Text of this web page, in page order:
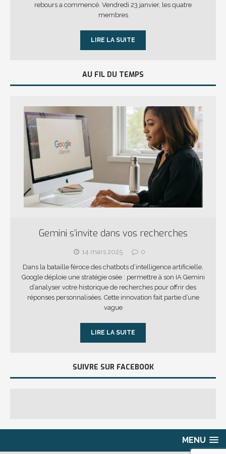
rebours a commencé. Vendredi 23 janvier, les quatre
membres
LIRE LA SUITE
AU FIL DU TEMPS
Gemini s’invite dans vos recherches
14 mars 2025
0
Dans la bataille féroce des chatbots d’intelligence artificielle,
Google déploie une stratégie osée : permettre à son IA Gemini
d’analyser votre historique de recherches pour offrir des
réponses personnalisées. Cette innovation fait partie d’une
vague
LIRE LA SUITE
SUIVRE SUR FACEBOOK
MENU